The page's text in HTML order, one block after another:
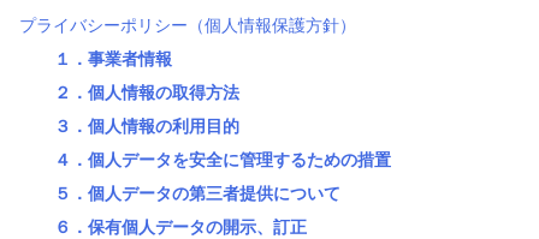
プライバシーポリシー（個人情報保護方針）
１．事業者情報
２．個人情報の取得方法
３．個人情報の利用目的
４．個人データを安全に管理するための措置
５．個人データの第三者提供について
６．保有個人データの開示、訂正